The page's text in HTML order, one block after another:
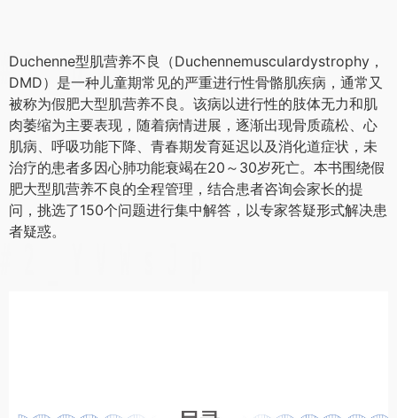
Duchenne型肌营养不良（Duchennemusculardystrophy，
DMD）是一种儿童期常见的严重进行性骨骼肌疾病，通常又
被称为假肥大型肌营养不良。该病以进行性的肢体无力和肌
肉萎缩为主要表现，随着病情进展，逐渐出现骨质疏松、心
肌病、呼吸功能下降、青春期发育延迟以及消化道症状，未
治疗的患者多因心肺功能衰竭在20～30岁死亡。本书围绕假
肥大型肌营养不良的全程管理，结合患者咨询会家长的提
问，挑选了150个问题进行集中解答，以专家答疑形式解决患
者疑惑。